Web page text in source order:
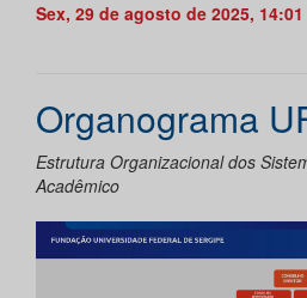
Sex, 29 de agosto de 2025, 14:01
Organograma
Estrutura Organizacional dos
Acadêmico